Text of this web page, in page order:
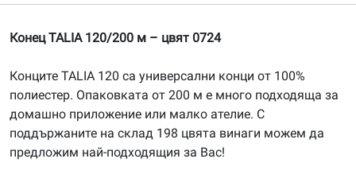
120/200
-
0724
Конец TALIA 120/200 м – цвят 0724
Конците TALIA 120 са универсални конци от 100%
полиестер. Опаковката от 200 м е много подходяща за
домашно приложение или малко ателие. С
поддържаните на склад 198 цвята винаги можем да
предложим най-подходящия за Вас!